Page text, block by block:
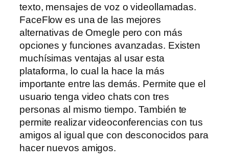
texto, mensajes de voz o videollamadas.
FaceFlow es una de las mejores
alternativas de Omegle pero con más
opciones y funciones avanzadas. Existen
muchísimas ventajas al usar esta
plataforma, lo cual la hace la más
importante entre las demás. Permite que el
usuario tenga video chats con tres
personas al mismo tiempo. También te
permite realizar videoconferencias con tus
amigos al igual que con desconocidos para
hacer nuevos amigos.